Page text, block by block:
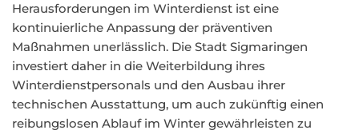
Herausforderungen im Winterdienst ist eine
kontinuierliche Anpassung der präventiven
Maßnahmen unerlässlich. Die Stadt Sigmaringen
investiert daher in die Weiterbildung ihres
Winterdienstpersonals und den Ausbau ihrer
technischen Ausstattung, um auch zukünftig einen
reibungslosen Ablauf im Winter gewährleisten zu